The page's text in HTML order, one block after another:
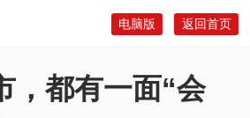
返回首页
电脑版
，都有一面“会